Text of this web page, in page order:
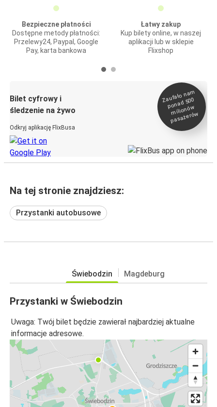
Bezpieczne płatności
Dostępne metody płatności:
Przelewy24, Paypal, Google
Pay, karta bankowa
Łatwy zakup
Kup bilety online, w naszej
aplikacji lub w sklepie
Flixshop
Bilet cyfrowy i
śledzenie na żywo
Odkryj aplikację FlixBusa
Zaufało na
m
ponad 500
milionó
w
pasażeró
w
Na tej stronie znajdziesz:
Przystanki autobusowe
Świebodzin Magdeburg
Przystanki w Świebodzin
Uwaga: Twój bilet będzie zawierał najbardziej aktualne
informacje adresowe.